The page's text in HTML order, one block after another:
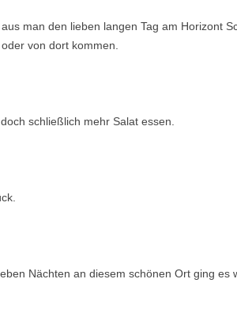
man den lieben langen Tag am Horizont
von dort kommen.
schließlich mehr Salat essen.
Nächten an diesem schönen Ort ging es